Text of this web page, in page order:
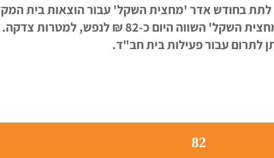
לתת בחודש אדר 'מחצית השקל' עבור הוצאות בית
היום כ-82 ₪ לנפש, למטרות צדקה.
לתרום עבור פעילות בית חב"ד.
82